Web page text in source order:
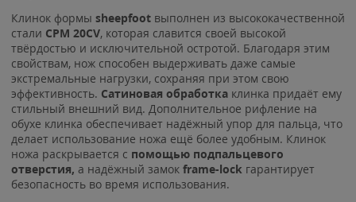
Клинок формы sheepfoot выполнен из высококачественной
стали CPM 20CV, которая славится своей высокой
твёрдостью и исключительной остротой. Благодаря этим
свойствам, нож способен выдерживать даже самые
экстремальные нагрузки, сохраняя при этом свою
эффективность. Сатиновая обработка клинка придаёт ему
стильный внешний вид. Дополнительное рифление на
обухе клинка обеспечивает надёжный упор для пальца, что
делает использование ножа ещё более удобным. Клинок
ножа раскрывается с помощью подпальцевого
отверстия, а надёжный замок frame-lock гарантирует
безопасность во время использования.